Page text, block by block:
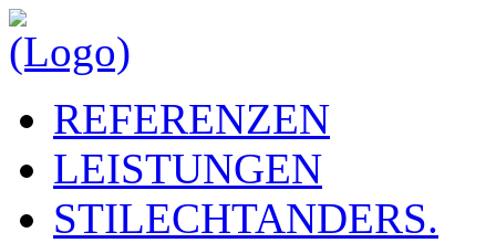
REFERENZEN
LEISTUNGEN
STILECHTANDERS.